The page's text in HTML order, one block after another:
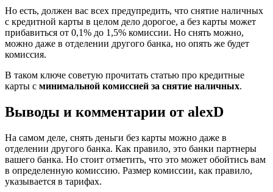
Но есть, должен вас всех предупредить, что снятие наличных
с кредитной карты в целом дело дорогое, а без карты может
прибавиться от 0,1% до 1,5% комиссии. Но снять можно,
можно даже в отделении другого банка, но опять же будет
комиссия.
В таком ключе советую прочитать статью про кредитные
карты с минимальной комиссией за снятие наличных.
Выводы и комментарии от alexD
На самом деле, снять деньги без карты можно даже в
отделении другого банка. Как правило, это банки партнеры
вашего банка. Но стоит отметить, что это может обойтись вам
в определенную комиссию. Размер комиссии, как правило,
указывается в тарифах.